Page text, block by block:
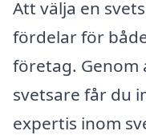
Att välja en
fördelar för
företag. Genom
svetsare får du
expertis inom